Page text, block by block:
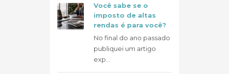
Você sabe se o
imposto de altas
rendas é para você?
No final do ano passado
publiquei um artigo
exp...